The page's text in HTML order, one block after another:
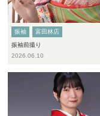
振袖
富田林店
振袖前撮り
2026.06.10